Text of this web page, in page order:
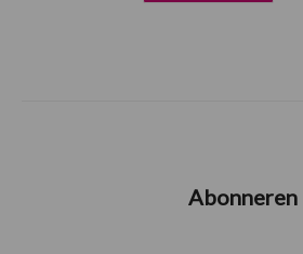
Abonneren